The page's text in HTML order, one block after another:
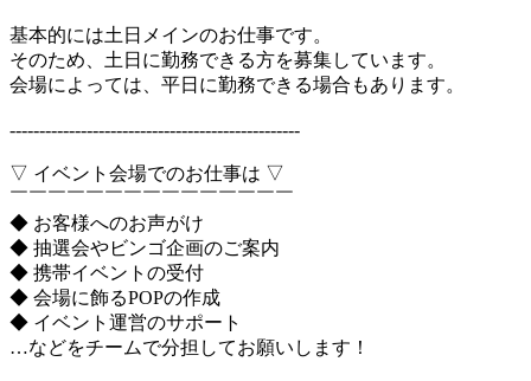
基本的には土日メインのお仕事です。
そのため、土日に勤務できる方を募集しています。
会場によっては、平日に勤務できる場合もあります。
-------------------------------------------------
▽ イベント会場でのお仕事は ▽
￣￣￣￣￣￣￣￣￣￣￣￣￣￣￣
◆ お客様へのお声がけ
◆ 抽選会やビンゴ企画のご案内
◆ 携帯イベントの受付
◆ 会場に飾るPOPの作成
◆ イベント運営のサポート
…などをチームで分担してお願いします！